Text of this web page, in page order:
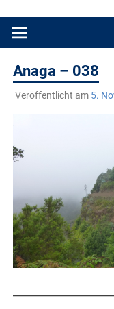
Produkttests und
Anaga – 038
Veröffentlicht am 5.